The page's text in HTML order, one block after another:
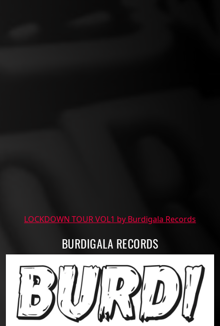
LOCKDOWN TOUR VOL1 by Burdigala Records
BURDIGALA RECORDS